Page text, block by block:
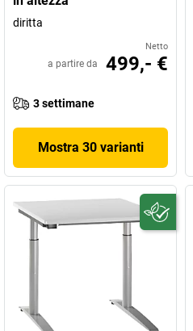
diritta
Netto
a partire da 499,- €
3 settimane
Mostra 30 varianti